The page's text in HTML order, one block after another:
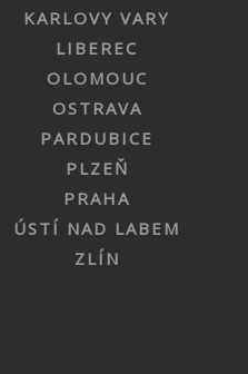
KARLOVY VARY
LIBEREC
OLOMOUC
OSTRAVA
PARDUBICE
PLZEŇ
PRAHA
ÚSTÍ NAD LABEM
ZLÍN